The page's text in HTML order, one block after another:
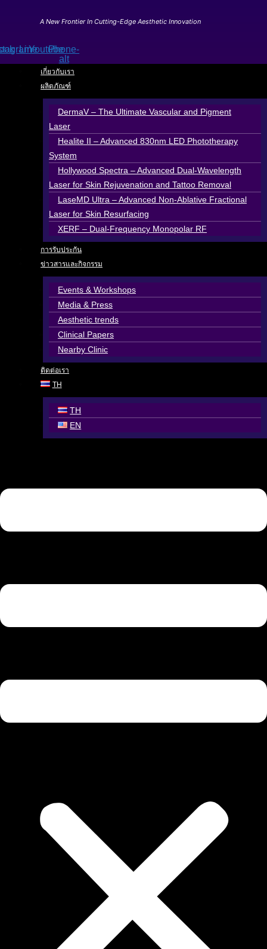
A New Frontier In Cutting-Edge Aesthetic Innovation
LineYoutubePhone-
alt
เกี่ยวกับเรา
ผลิตภัณฑ์
DermaV – The Ultimate Vascular and Pigment
Laser
Healite II – Advanced 830nm LED Phototherapy
System
Hollywood Spectra – Advanced Dual-Wavelength
Laser for Skin Rejuvenation and Tattoo Removal
LaseMD Ultra – Advanced Non-Ablative Fractional
Laser for Skin Resurfacing
XERF – Dual-Frequency Monopolar RF
การรับประกัน
ข่าวสารและกิจกรรม
Events & Workshops
Media & Press
Aesthetic trends
Clinical Papers
Nearby Clinic
ติดต่อเรา
TH
TH
EN